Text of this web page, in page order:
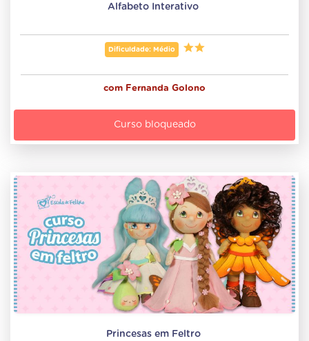
Alfabeto Interativo
Dificuldade: Médio
com Fernanda Golono
Curso bloqueado
Princesas em Feltro